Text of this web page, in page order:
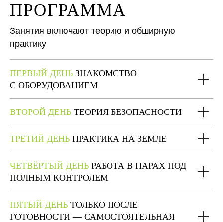
ПРОГРАММА
Занятия включают теорию и обширную
практику
ПЕРВЫЙ ДЕНЬ ЗНАКОМСТВО
С ОБОРУДОВАНИЕМ
ВТОРОЙ ДЕНЬ ТЕОРИЯ БЕЗОПАСНОСТИ
ТРЕТИЙ ДЕНЬ ПРАКТИКА НА ЗЕМЛЕ
ЧЕТВЁРТЫЙ ДЕНЬ РАБОТА В ПАРАХ ПОД
ПОЛНЫМ КОНТРОЛЕМ
ПЯТЫЙ ДЕНЬ ТОЛЬКО ПОСЛЕ
ГОТОВНОСТИ — САМОСТОЯТЕЛЬНАЯ